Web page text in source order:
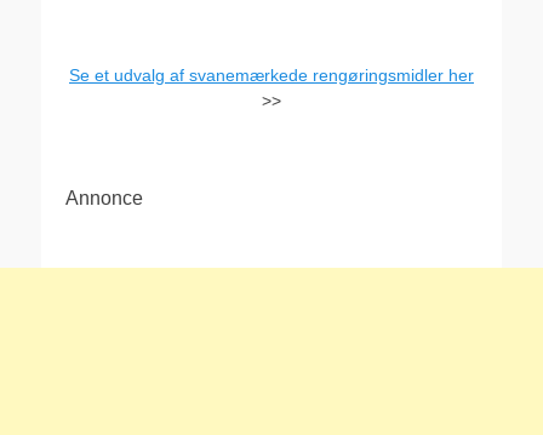
Se et udvalg af svanemærkede rengøringsmidler her
>>
Annonce